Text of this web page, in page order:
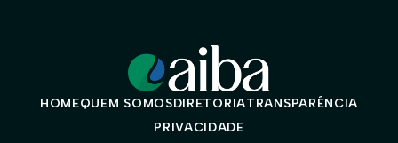
HOMEQUEM SOMOSDIRETORIATRANSPARÊNCIA
PRIVACIDADE